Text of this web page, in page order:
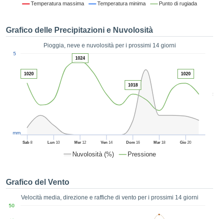
per
senza
clic sul
CONTINUA
IMPOSTAZIONI
Temperatura massima Temperatura minima Punto di rugiada
Grafico delle Precipitazioni e Nuvolosità
Pioggia, neve e nuvolosità per i prossimi 14 giorni
Nuvolosità (%) Pressione
50
Sab8 Lun 10 Mer12 Ven14 Dom16 Mar18 Gio 20
5
mm
1020
1024
1018
1020
Grafico del Vento
Velocità media, direzione e raffiche di vento per i prossimi 14 giorni
50